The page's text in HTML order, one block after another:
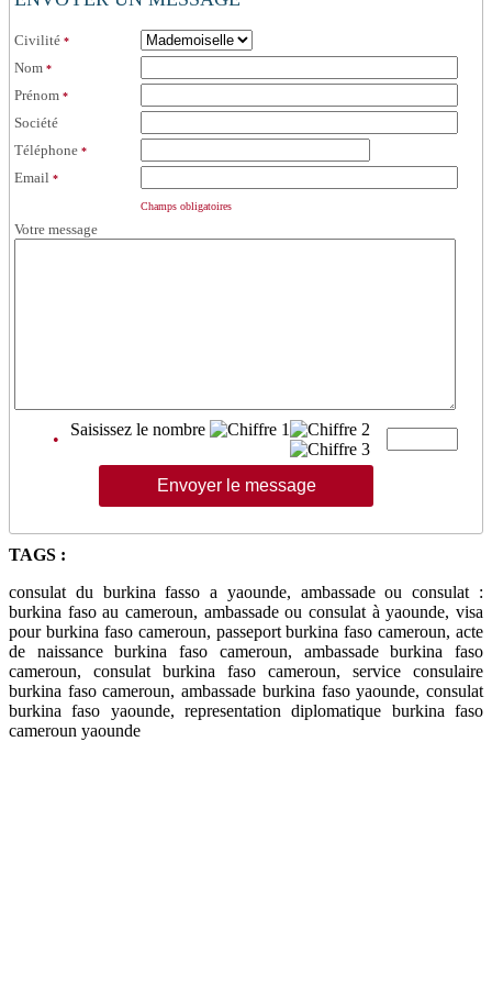
Civilité *
Nom *
Prénom *
Société
Téléphone *
Email *
Champs obligatoires
Votre message
•
Saisissez le nombre
TAGS :
consulat du burkina fasso a yaounde, ambassade ou consulat :
burkina faso au cameroun, ambassade ou consulat à yaounde, visa
pour burkina faso cameroun, passeport burkina faso cameroun, acte
de naissance burkina faso cameroun, ambassade burkina faso
cameroun, consulat burkina faso cameroun, service consulaire
burkina faso cameroun, ambassade burkina faso yaounde, consulat
burkina faso yaounde, representation diplomatique burkina faso
cameroun yaounde